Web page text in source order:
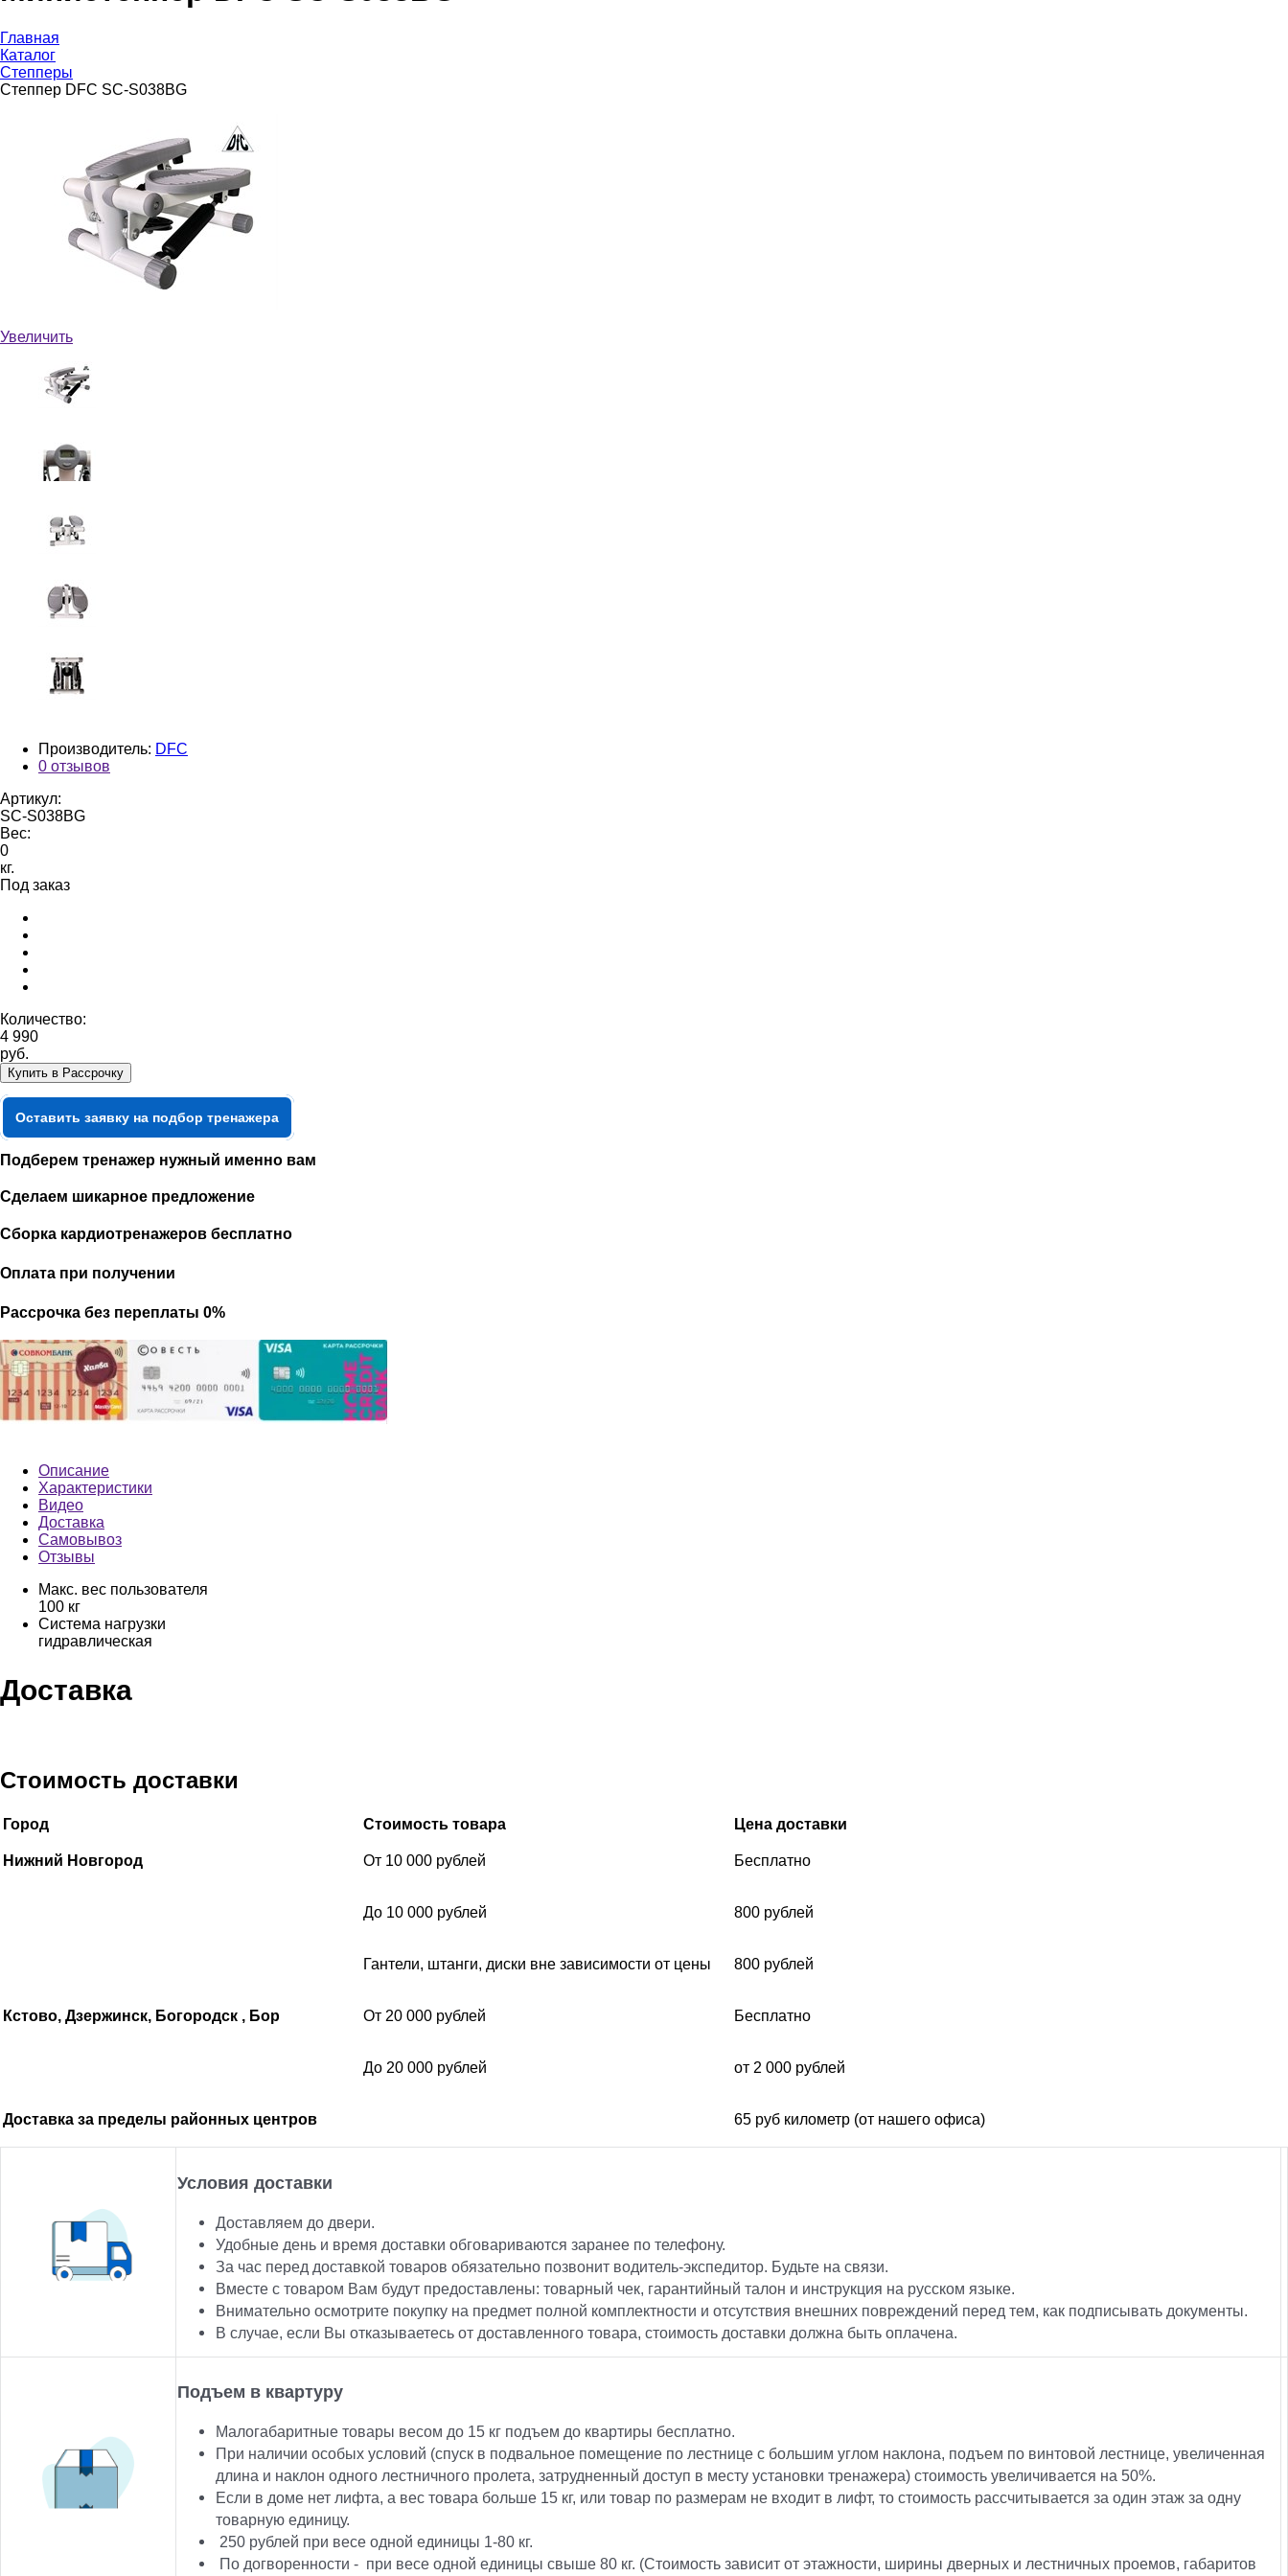
Главная
Каталог
Степперы
Степпер DFC SC-S038BG
Увеличить
Производитель: DFC
0 отзывов
Артикул:
SC-S038BG
Вес:
0
кг.
Под заказ
Количество:
4 990
руб.
Купить в Рассрочку
Оставить заявку на подбор тренажера
Подберем тренажер нужный именно вам
Сделаем шикарное предложение
Сборка кардиотренажеров бесплатно
Оплата при получении
Рассрочка без переплаты 0%
Описание
Характеристики
Видео
Доставка
Самовывоз
Отзывы
Макс. вес пользователя
100 кг
Система нагрузки
гидравлическая
Доставка
Стоимость доставки
Город Стоимость товара Цена доставки
Нижний Новгород От 10 000 рублей Бесплатно
До 10 000 рублей 800 рублей
Гантели, штанги, диски вне зависимости от цены 800 рублей
Кстово, Дзержинск, Богородск , Бор От 20 000 рублей Бесплатно
До 20 000 рублей от 2 000 рублей
Доставка за пределы районных центров 65 руб километр (от нашего офиса)
Условия доставки
Доставляем до двери.
Удобные день и время доставки обговариваются заранее по телефону.
За час перед доставкой товаров обязательно позвонит водитель-экспедитор. Будьте на связи.
Вместе с товаром Вам будут предоставлены: товарный чек, гарантийный талон и инструкция на русском языке.
Внимательно осмотрите покупку на предмет полной комплектности и отсутствия внешних повреждений перед тем, как подписывать документы.
В случае, если Вы отказываетесь от доставленного товара, стоимость доставки должна быть оплачена.
Подъем в квартуру
Малогабаритные товары весом до 15 кг подъем до квартиры бесплатно.
При наличии особых условий (спуск в подвальное помещение по лестнице с большим углом наклона, подъем по винтовой лестнице, увеличенная
длина и наклон одного лестничного пролета, затрудненный доступ в месту установки тренажера) стоимость увеличивается на 50%.
Если в доме нет лифта, а вес товара больше 15 кг, или товар по размерам не входит в лифт, то стоимость рассчитывается за один этаж за одну
товарную единицу.
250 рублей при весе одной единицы 1-80 кг.
По догворенности - при весе одной единицы свыше 80 кг. (Стоимость зависит от этажности, ширины дверных и лестничных проемов, габаритов